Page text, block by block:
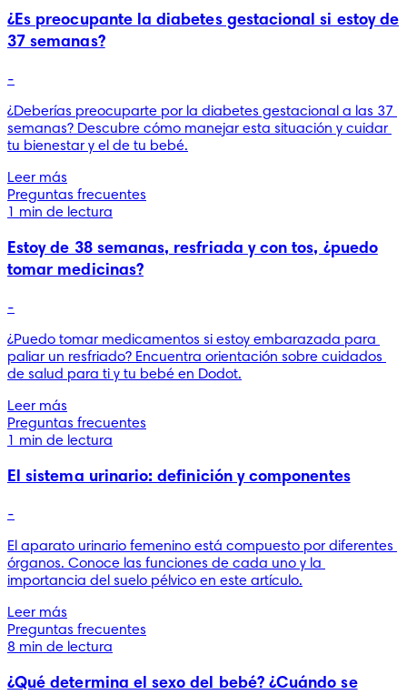
¿Es preocupante la diabetes gestacional si estoy de
37 semanas?
-
¿Deberías preocuparte por la diabetes gestacional a las 37
semanas? Descubre cómo manejar esta situación y cuidar
tu bienestar y el de tu bebé.
Leer más
Preguntas frecuentes
1 min de lectura
Estoy de 38 semanas, resfriada y con tos, ¿puedo
tomar medicinas?
-
¿Puedo tomar medicamentos si estoy embarazada para
paliar un resfriado? Encuentra orientación sobre cuidados
de salud para ti y tu bebé en Dodot.
Leer más
Preguntas frecuentes
1 min de lectura
El sistema urinario: definición y componentes
-
El aparato urinario femenino está compuesto por diferentes
órganos. Conoce las funciones de cada uno y la
importancia del suelo pélvico en este artículo.
Leer más
Preguntas frecuentes
8 min de lectura
¿Qué determina el sexo del bebé? ¿Cuándo se